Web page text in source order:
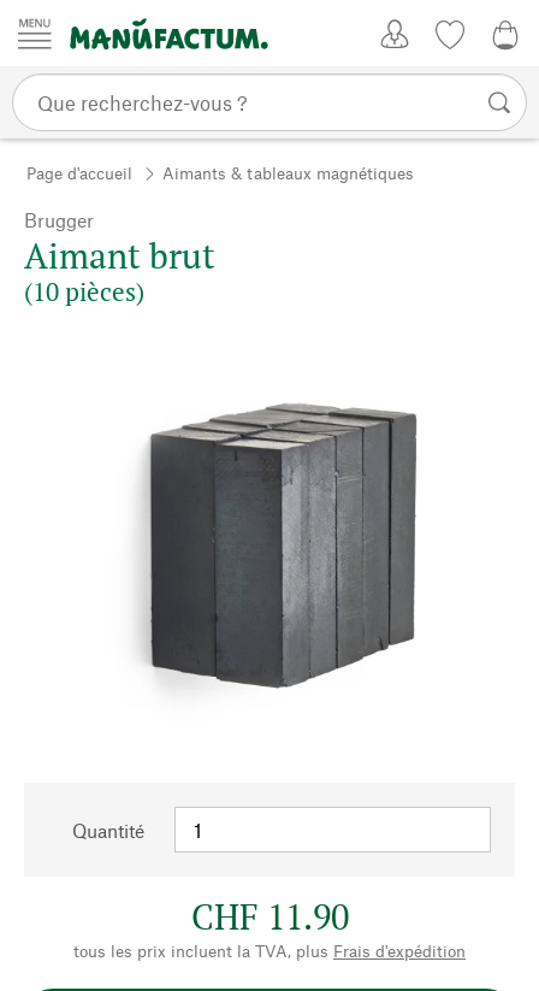
Passer au contenu
Page d'accueil Aimants & tableaux magnétiques
Brugger
Aimant brut
(10 pièces)
Quantité
CHF 11.90
tous les prix incluent la TVA, plus Frais d'expédition